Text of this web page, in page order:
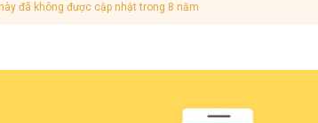
đã không được cập nhật trong 8 năm